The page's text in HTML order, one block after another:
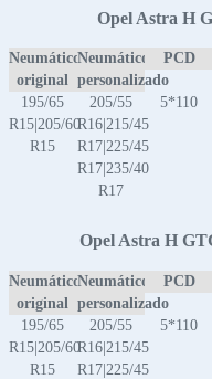
Opel Astra H
Neumático
original
Neumático
personalizado
PCD
195/65
R15|205/60
R15
205/55
R16|215/45
R17|225/45
R17|235/40
R17
5*110
Opel Astra H
Neumático
original
Neumático
personalizado
PCD
195/65
R15|205/60
R15
205/55
R16|215/45
R17|225/45
5*110